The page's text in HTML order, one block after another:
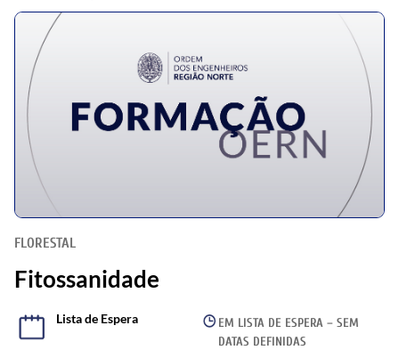
FLORESTAL
Fitossanidade
Lista de Espera
EM LISTA DE ESPERA – SEM
DATAS DEFINIDAS